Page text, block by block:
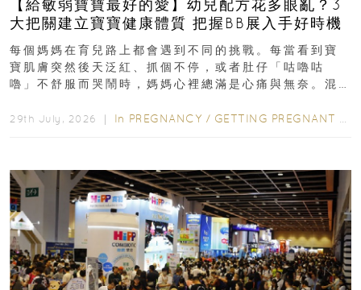
【給敏弱寶寶最好的愛】幼兒配方花多眼亂？3
大把關建立寶寶健康體質 把握BB展入手好時機
每個媽媽在育兒路上都會遇到不同的挑戰。每當看到寶
寶肌膚突然後天泛紅、抓個不停，或者肚仔「咕嚕咕
嚕」不舒服而哭鬧時，媽媽心裡總滿是心痛與無奈。混
29th July, 2026 ｜ In PREGNANCY / GETTING PREGNANT